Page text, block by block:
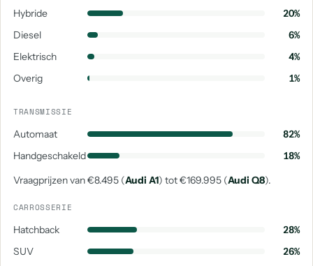
Audi Q8 E-Tron
aantal: 1
Audi Rs Q3 Sportback
aantal: 1 aantal: 1
Hybride
20%
Diesel
6%
Elektrisch
4%
Overig
1%
TRANSMISSIE
Automaat
82%
Handgeschakeld
18%
Vraagprijzen van €8.495 (Audi A1) tot €169.995 (Audi Q8).
CARROSSERIE
Hatchback
28%
SUV
26%